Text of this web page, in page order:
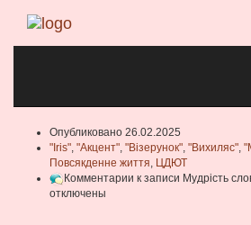
Опубликовано 26.02.2025
"Iris", "Акцент", "Візерунок", "Вихиляс",
Повсякденне життя, ЦДЮТ
Комментарии к записи Мудрість
отключены